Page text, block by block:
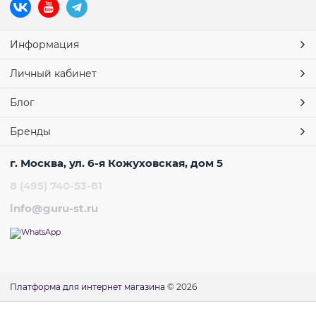
Информация
Личный кабинет
Блог
Бренды
г. Москва, ул. 6-я Кожуховская, дом 5
8 (495) 740-53-81
info@guru-st.ru
Платформа для интернет магазина © 2026